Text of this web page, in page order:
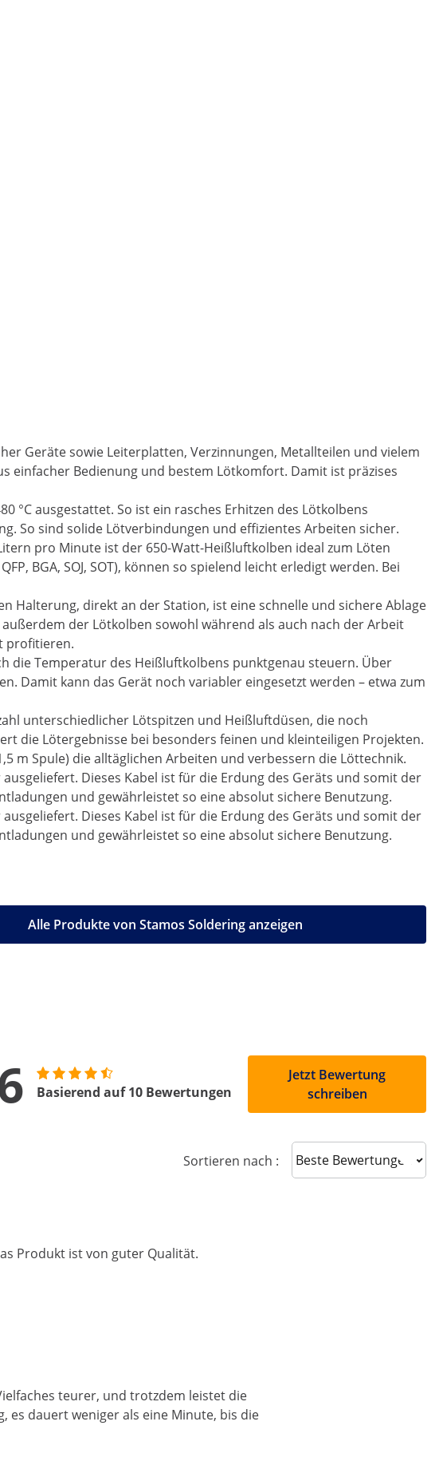
Geräte sowie Leiterplatten, Verzinnungen, Metallteilen und vielem
einfacher Bedienung und bestem Lötkomfort. Damit ist präzises
°C ausgestattet. So ist ein rasches Erhitzen des Lötkolbens
So sind solide Lötverbindungen und effizientes Arbeiten sicher.
pro Minute ist der 650-Watt-Heißluftkolben ideal zum Löten
BGA, SOJ, SOT), können so spielend leicht erledigt werden. Bei
Halterung, direkt an der Station, ist eine schnelle und sichere Ablage
der Lötkolben sowohl während als auch nach der Arbeit
profitieren.
die Temperatur des Heißluftkolbens punktgenau steuern. Über
Damit kann das Gerät noch variabler eingesetzt werden – etwa zum
unterschiedlicher Lötspitzen und Heißluftdüsen, die noch
die Lötergebnisse bei besonders feinen und kleinteiligen Projekten.
m Spule) die alltäglichen Arbeiten und verbessern die Löttechnik.
Dieses Kabel ist für die Erdung des Geräts und somit der
und gewährleistet so eine absolut sichere Benutzung.
Dieses Kabel ist für die Erdung des Geräts und somit der
und gewährleistet so eine absolut sichere Benutzung.
Alle Produkte von Stamos Soldering anzeigen
Basierend auf 10 Bewertungen
Jetzt Bewertung
schreiben
Sortieren nach : Sort reviews
Produkt ist von guter Qualität.
teurer, und trotzdem leistet die
es dauert weniger als eine Minute, bis die